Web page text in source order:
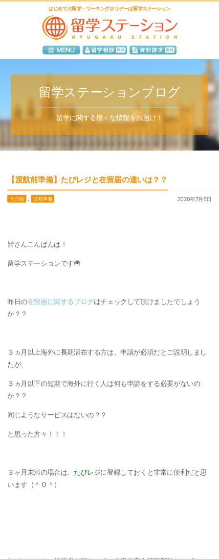
はじめての留学・ワーキングホリデーは留学ステーション
留学ステーションブログ
留学に関する様々な情報をお届け！
【渡航前準備】たびレジと在留届の違いは？？
その他 , 渡航準備 2020年7月6日
皆さんこんばんは！
留学ステーションです🍟
昨日の在留届に関するブログはチェックして頂けましたでしょう
か？？
３ヵ月以上海外に長期滞在する方は、申請が必須だとご説明しまし
たが、
３ヵ月以下の短期で海外に行く人は何も申請をする必要がないの
か？？
同じようなサービスはないの？？
と思った方々！！！
３ヶ月未満の場合は、 たびレジに登録しておくと非常に便利だと思
います（＾Ｏ＾）